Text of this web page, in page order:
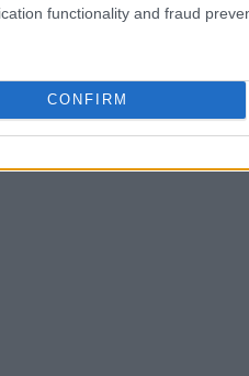
functionality and fraud
CONFIRM
fundamentales: